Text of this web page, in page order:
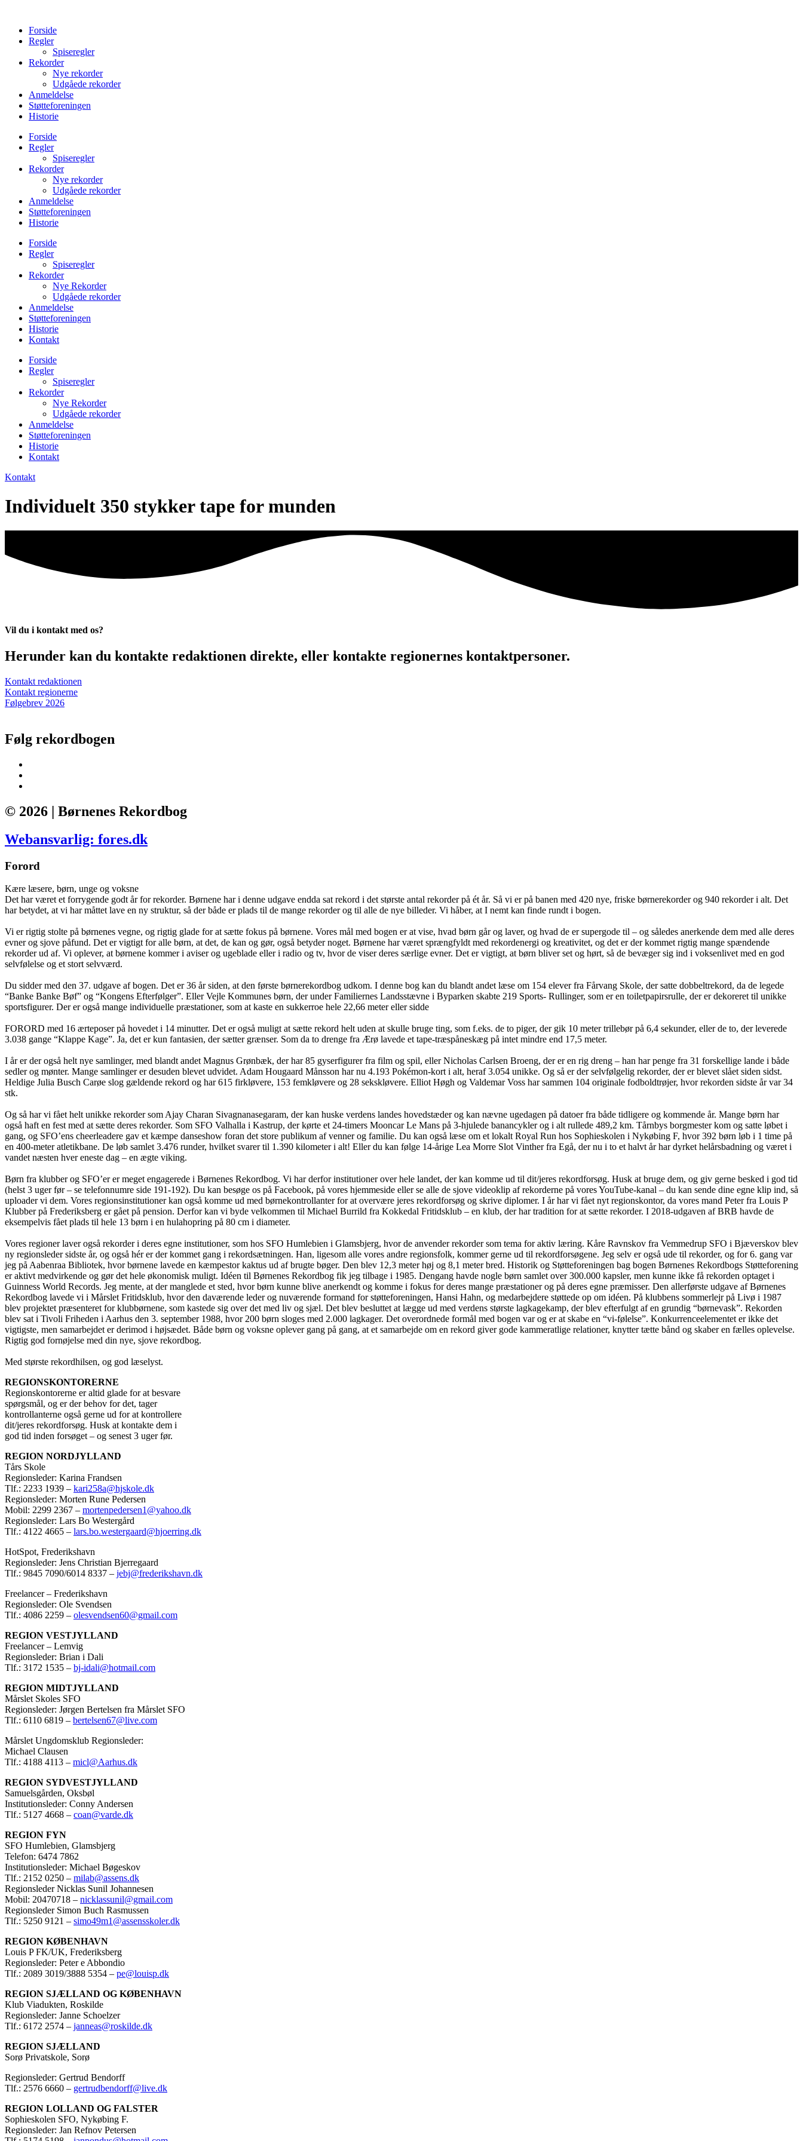
indholdForside
Regler
Spiseregler
Rekorder
Nye rekorder
Udgåede rekorder
Anmeldelse
Støtteforeningen
Historie
Forside
Regler
Spiseregler
Rekorder
Nye rekorder
Udgåede rekorder
Anmeldelse
Støtteforeningen
Historie
Forside
Regler
Spiseregler
Rekorder
Nye Rekorder
Udgåede rekorder
Anmeldelse
Støtteforeningen
Historie
Kontakt
Forside
Regler
Spiseregler
Rekorder
Nye Rekorder
Udgåede rekorder
Anmeldelse
Støtteforeningen
Historie
Kontakt
Kontakt
Individuelt 350 stykker tape for munden
Vil du i kontakt med os?
Herunder kan du kontakte redaktionen direkte, eller kontakte regionernes kontaktpersoner.
Kontakt redaktionen
Kontakt regionerne
Følgebrev 2026
Følg rekordbogen
© 2026 | Børnenes Rekordbog
Webansvarlig: fores.dk
Forord
Kære læsere, børn, unge og voksne
Det har været et forrygende godt år for rekorder. Børnene har i denne udgave endda sat rekord i det største antal rekorder på ét år. Så vi er på banen med 420 nye, friske børnerekorder og 940 rekorder i alt. Det
har betydet, at vi har måttet lave en ny struktur, så der både er plads til de mange rekorder og til alle de nye billeder. Vi håber, at I nemt kan finde rundt i bogen.
Vi er rigtig stolte på børnenes vegne, og rigtig glade for at sætte fokus på børnene. Vores mål med bogen er at vise, hvad børn går og laver, og hvad de er supergode til – og således anerkende dem med alle deres
evner og sjove påfund. Det er vigtigt for alle børn, at det, de kan og gør, også betyder noget. Børnene har været sprængfyldt med rekordenergi og kreativitet, og det er der kommet rigtig mange spændende
rekorder ud af. Vi oplever, at børnene kommer i aviser og ugeblade eller i radio og tv, hvor de viser deres særlige evner. Det er vigtigt, at børn bliver set og hørt, så de bevæger sig ind i voksenlivet med en god
selvfølelse og et stort selvværd.
Du sidder med den 37. udgave af bogen. Det er 36 år siden, at den første børnerekordbog udkom. I denne bog kan du blandt andet læse om 154 elever fra Fårvang Skole, der satte dobbeltrekord, da de legede
“Banke Banke Bøf” og “Kongens Efterfølger”. Eller Vejle Kommunes børn, der under Familiernes Landsstævne i Byparken skabte 219 Sports- Rullinger, som er en toiletpapirsrulle, der er dekoreret til unikke
sportsfigurer. Der er også mange individuelle præstationer, som at kaste en sukkerroe hele 22,66 meter eller sidde
FORORD med 16 ærteposer på hovedet i 14 minutter. Det er også muligt at sætte rekord helt uden at skulle bruge ting, som f.eks. de to piger, der gik 10 meter trillebør på 6,4 sekunder, eller de to, der leverede
3.038 gange “Klappe Kage”. Ja, det er kun fantasien, der sætter grænser. Som da to drenge fra Ærø lavede et tape-træspåneskæg på intet mindre end 17,5 meter.
I år er der også helt nye samlinger, med blandt andet Magnus Grønbæk, der har 85 gyserfigurer fra film og spil, eller Nicholas Carlsen Broeng, der er en rig dreng – han har penge fra 31 forskellige lande i både
sedler og mønter. Mange samlinger er desuden blevet udvidet. Adam Hougaard Månsson har nu 4.193 Pokémon-kort i alt, heraf 3.054 unikke. Og så er der selvfølgelig rekorder, der er blevet slået siden sidst.
Heldige Julia Busch Carøe slog gældende rekord og har 615 firkløvere, 153 femkløvere og 28 sekskløvere. Elliot Høgh og Valdemar Voss har sammen 104 originale fodboldtrøjer, hvor rekorden sidste år var 34
stk.
Og så har vi fået helt unikke rekorder som Ajay Charan Sivagnanasegaram, der kan huske verdens landes hovedstæder og kan nævne ugedagen på datoer fra både tidligere og kommende år. Mange børn har
også haft en fest med at sætte deres rekorder. Som SFO Valhalla i Kastrup, der kørte et 24-timers Mooncar Le Mans på 3-hjulede banancykler og i alt rullede 489,2 km. Tårnbys borgmester kom og satte løbet i
gang, og SFO’ens cheerleadere gav et kæmpe danseshow foran det store publikum af venner og familie. Du kan også læse om et lokalt Royal Run hos Sophieskolen i Nykøbing F, hvor 392 børn løb i 1 time på
en 400-meter atletikbane. De løb samlet 3.476 runder, hvilket svarer til 1.390 kilometer i alt! Eller du kan følge 14-årige Lea Morre Slot Vinther fra Egå, der nu i to et halvt år har dyrket helårsbadning og været i
vandet næsten hver eneste dag – en ægte viking.
Børn fra klubber og SFO’er er meget engagerede i Børnenes Rekordbog. Vi har derfor institutioner over hele landet, der kan komme ud til dit/jeres rekordforsøg. Husk at bruge dem, og giv gerne besked i god tid
(helst 3 uger før – se telefonnumre side 191-192). Du kan besøge os på Facebook, på vores hjemmeside eller se alle de sjove videoklip af rekorderne på vores YouTube-kanal – du kan sende dine egne klip ind, så
uploader vi dem. Vores regionsinstitutioner kan også komme ud med børnekontrollanter for at overvære jeres rekordforsøg og skrive diplomer. I år har vi fået nyt regionskontor, da vores mand Peter fra Louis P
Klubber på Frederiksberg er gået på pension. Derfor kan vi byde velkommen til Michael Burrild fra Kokkedal Fritidsklub – en klub, der har tradition for at sætte rekorder. I 2018-udgaven af BRB havde de
eksempelvis fået plads til hele 13 børn i en hulahopring på 80 cm i diameter.
Vores regioner laver også rekorder i deres egne institutioner, som hos SFO Humlebien i Glamsbjerg, hvor de anvender rekorder som tema for aktiv læring. Kåre Ravnskov fra Vemmedrup SFO i Bjæverskov blev
ny regionsleder sidste år, og også hér er der kommet gang i rekordsætningen. Han, ligesom alle vores andre regionsfolk, kommer gerne ud til rekordforsøgene. Jeg selv er også ude til rekorder, og for 6. gang var
jeg på Aabenraa Bibliotek, hvor børnene lavede en kæmpestor kaktus ud af brugte bøger. Den blev 12,3 meter høj og 8,1 meter bred. Historik og Støtteforeningen bag bogen Børnenes Rekordbogs Støtteforening
er aktivt medvirkende og gør det hele økonomisk muligt. Idéen til Børnenes Rekordbog fik jeg tilbage i 1985. Dengang havde nogle børn samlet over 300.000 kapsler, men kunne ikke få rekorden optaget i
Guinness World Records. Jeg mente, at der manglede et sted, hvor børn kunne blive anerkendt og komme i fokus for deres mange præstationer og på deres egne præmisser. Den allerførste udgave af Børnenes
Rekordbog lavede vi i Mårslet Fritidsklub, hvor den daværende leder og nuværende formand for støtteforeningen, Hansi Hahn, og medarbejdere støttede op om idéen. På klubbens sommerlejr på Livø i 1987
blev projektet præsenteret for klubbørnene, som kastede sig over det med liv og sjæl. Det blev besluttet at lægge ud med verdens største lagkagekamp, der blev efterfulgt af en grundig “børnevask”. Rekorden
blev sat i Tivoli Friheden i Aarhus den 3. september 1988, hvor 200 børn sloges med 2.000 lagkager. Det overordnede formål med bogen var og er at skabe en “vi-følelse”. Konkurrenceelementet er ikke det
vigtigste, men samarbejdet er derimod i højsædet. Både børn og voksne oplever gang på gang, at et samarbejde om en rekord giver gode kammeratlige relationer, knytter tætte bånd og skaber en fælles oplevelse.
Rigtig god fornøjelse med din nye, sjove rekordbog.
Med største rekordhilsen, og god læselyst.
REGIONSKONTORERNE
Regionskontorerne er altid glade for at besvare
spørgsmål, og er der behov for det, tager
kontrollanterne også gerne ud for at kontrollere
dit/jeres rekordforsøg. Husk at kontakte dem i
god tid inden forsøget – og senest 3 uger før.
REGION NORDJYLLAND
Tårs Skole
Regionsleder: Karina Frandsen
Tlf.: 2233 1939 – kari258a@hjskole.dk
Regionsleder: Morten Rune Pedersen
Mobil: 2299 2367 – mortenpedersen1@yahoo.dk
Regionsleder: Lars Bo Westergård
Tlf.: 4122 4665 – lars.bo.westergaard@hjoerring.dk
HotSpot, Frederikshavn
Regionsleder: Jens Christian Bjerregaard
Tlf.: 9845 7090/6014 8337 – jebj@frederikshavn.dk
Freelancer – Frederikshavn
Regionsleder: Ole Svendsen
Tlf.: 4086 2259 – olesvendsen60@gmail.com
REGION VESTJYLLAND
Freelancer – Lemvig
Regionsleder: Brian i Dali
Tlf.: 3172 1535 – bj-idali@hotmail.com
REGION MIDTJYLLAND
Mårslet Skoles SFO
Regionsleder: Jørgen Bertelsen fra Mårslet SFO
Tlf.: 6110 6819 – bertelsen67@live.com
Mårslet Ungdomsklub Regionsleder:
Michael Clausen
Tlf.: 4188 4113 – micl@Aarhus.dk
REGION SYDVESTJYLLAND
Samuelsgården, Oksbøl
Institutionsleder: Conny Andersen
Tlf.: 5127 4668 – coan@varde.dk
REGION FYN
SFO Humlebien, Glamsbjerg
Telefon: 6474 7862
Institutionsleder: Michael Bøgeskov
Tlf.: 2152 0250 – milab@assens.dk
Regionsleder Nicklas Sunil Johannesen
Mobil: 20470718 – nicklassunil@gmail.com
Regionsleder Simon Buch Rasmussen
Tlf.: 5250 9121 – simo49m1@assensskoler.dk
REGION KØBENHAVN
Louis P FK/UK, Frederiksberg
Regionsleder: Peter e Abbondio
Tlf.: 2089 3019/3888 5354 – pe@louisp.dk
REGION SJÆLLAND OG KØBENHAVN
Klub Viadukten, Roskilde
Regionsleder: Janne Schoelzer
Tlf.: 6172 2574 – janneas@roskilde.dk
REGION SJÆLLAND
Sorø Privatskole, Sorø
Regionsleder: Gertrud Bendorff
Tlf.: 2576 6660 – gertrudbendorff@live.dk
REGION LOLLAND OG FALSTER
Sophieskolen SFO, Nykøbing F.
Regionsleder: Jan Refnov Petersen